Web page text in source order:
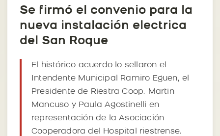
Se firmó el convenio para la
nueva instalación electrica
del San Roque
El histórico acuerdo lo sellaron el
Intendente Municipal Ramiro Eguen, el
Presidente de Riestra Coop. Martin
Mancuso y Paula Agostinelli en
representación de la Asociación
Cooperadora del Hospital riestrense.